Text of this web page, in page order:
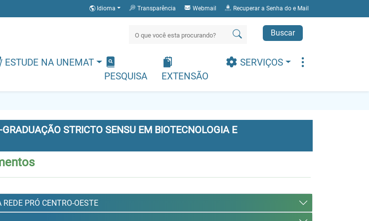
Idioma Transparência Webmail Recuperar a Senha do e Mail
Buscar
ESTUDE NA UNEMAT
PESQUISA
EXTENSÃO
SERVIÇOS
STRICTO SENSU EM BIOTECNOLOGIA E
PRÓ CENTRO-OESTE